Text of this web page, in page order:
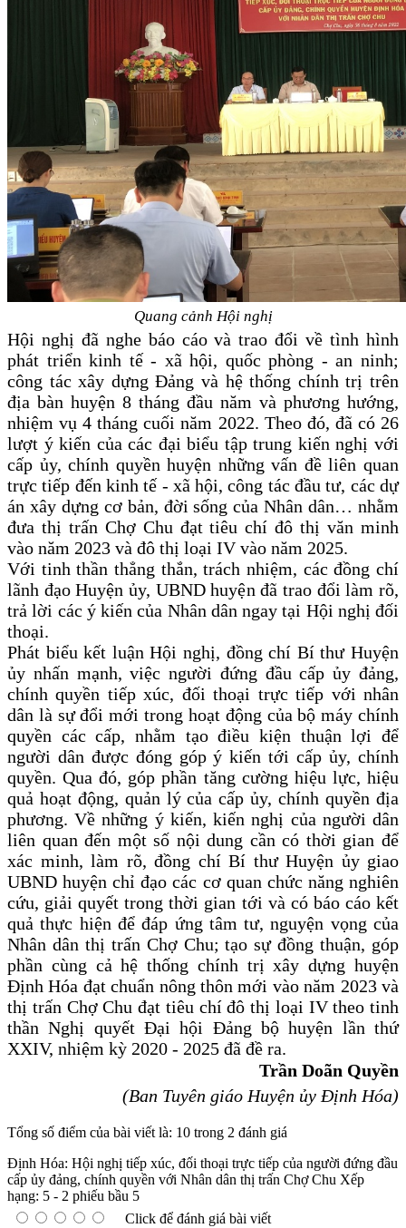
Quang cảnh Hội nghị
Hội nghị đã nghe báo cáo và trao đổi về tình hình
phát triển kinh tế - xã hội, quốc phòng - an ninh;
công tác xây dựng Đảng và hệ thống chính trị trên
địa bàn huyện 8 tháng đầu năm và phương hướng,
nhiệm vụ 4 tháng cuối năm 2022. Theo đó, đã có 26
lượt ý kiến của các đại biểu tập trung kiến nghị với
cấp ủy, chính quyền huyện những vấn đề liên quan
trực tiếp đến kinh tế - xã hội, công tác đầu tư, các dự
án xây dựng cơ bản, đời sống của Nhân dân… nhằm
đưa thị trấn Chợ Chu đạt tiêu chí đô thị văn minh
vào năm 2023 và đô thị loại IV vào năm 2025.
Với tinh thần thẳng thắn, trách nhiệm, các đồng chí
lãnh đạo Huyện ủy, UBND huyện đã trao đổi làm rõ,
trả lời các ý kiến của Nhân dân ngay tại Hội nghị đối
thoại.
Phát biểu kết luận Hội nghị, đồng chí Bí thư Huyện
ủy nhấn mạnh, việc người đứng đầu cấp ủy đảng,
chính quyền tiếp xúc, đối thoại trực tiếp với nhân
dân là sự đổi mới trong hoạt động của bộ máy chính
quyền các cấp, nhằm tạo điều kiện thuận lợi để
người dân được đóng góp ý kiến tới cấp ủy, chính
quyền. Qua đó, góp phần tăng cường hiệu lực, hiệu
quả hoạt động, quản lý của cấp ủy, chính quyền địa
phương. Về những ý kiến, kiến nghị của người dân
liên quan đến một số nội dung cần có thời gian để
xác minh, làm rõ, đồng chí Bí thư Huyện ủy giao
UBND huyện chỉ đạo các cơ quan chức năng nghiên
cứu, giải quyết trong thời gian tới và có báo cáo kết
quả thực hiện để đáp ứng tâm tư, nguyện vọng của
Nhân dân thị trấn Chợ Chu; tạo sự đồng thuận, góp
phần cùng cả hệ thống chính trị xây dựng huyện
Định Hóa đạt chuẩn nông thôn mới vào năm 2023 và
thị trấn Chợ Chu đạt tiêu chí đô thị loại IV theo tinh
thần Nghị quyết Đại hội Đảng bộ huyện lần thứ
XXIV, nhiệm kỳ 2020 - 2025 đã đề ra.
Trần Doãn Quyền
(Ban Tuyên giáo Huyện ủy Định Hóa)
Tổng số điểm của bài viết là: 10 trong 2 đánh giá
Định Hóa: Hội nghị tiếp xúc, đối thoại trực tiếp của người đứng đầu
cấp ủy đảng, chính quyền với Nhân dân thị trấn Chợ Chu Xếp
hạng: 5 - 2 phiếu bầu 5
Click để đánh giá bài viết